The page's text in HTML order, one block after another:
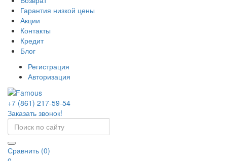
Гарантия низкой цены
Акции
Контакты
Кредит
Блог
Регистрация
Авторизация
+7 (861) 217-59-54
Заказать звонок!
Сравнить (0)